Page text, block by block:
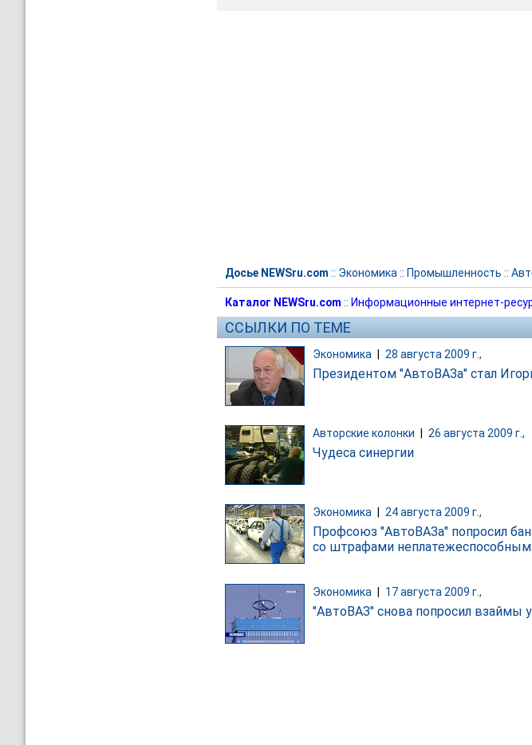
Досье NEWSru.com :: Экономика :: Промышленность ::
Каталог NEWSru.com :: Информационные интернет-
ССЫЛКИ ПО ТЕМЕ
Экономика 28 августа 2009 г.,
Президентом "АвтоВАЗа" стал
Авторские колонки 26 августа 2009 г.,
Чудеса синергии
Экономика 24 августа 2009 г.,
Профсоюз "АвтоВАЗа" попросил
со штрафами неплатежеспособным
Экономика 17 августа 2009 г.,
"АвтоВАЗ" снова попросил взаймы